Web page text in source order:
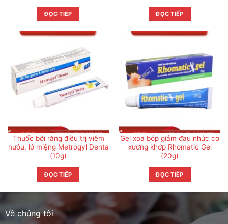
ĐỌC TIẾP ĐỌC TIẾP
Thuốc bôi răng điều trị viêm
nướu, lở miệng Metrogyl Denta
(10g)
ĐỌC TIẾP
Gel xoa bóp giảm đau nhức cơ
xương khớp Rhomatic Gel
(20g)
ĐỌC TIẾP
Về chúng tôi